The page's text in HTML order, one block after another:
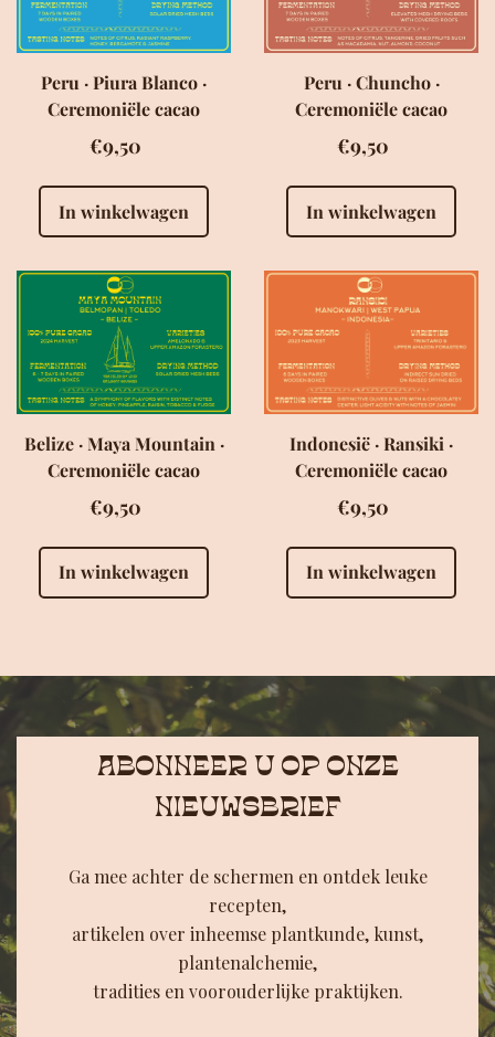
Peru · Piura Blanco ·
Ceremoniële cacao
€9,50
In winkelwagen
Peru · Chuncho ·
Ceremoniële cacao
€9,50
In winkelwagen
Belize · Maya Mountain ·
Ceremoniële cacao
€9,50
In winkelwagen
Indonesië · Ransiki ·
Ceremoniële cacao
€9,50
In winkelwagen
ABONNEER U OP ONZE
NIEUWSBRIEF
Ga mee achter de schermen en ontdek leuke
recepten,
artikelen over inheemse plantkunde, kunst,
plantenalchemie,
tradities en voorouderlijke praktijken.